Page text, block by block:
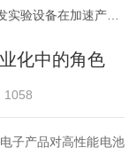
设备在加速产品商业化中的角色
化中的角色
1058
子产品对高性能电池